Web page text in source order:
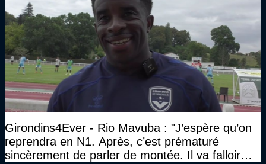
Girondins4Ever - Rio Mavuba : "J’espère qu’on
reprendra en N1. Après, c’est prématuré
sincèrement de parler de montée. Il va falloir